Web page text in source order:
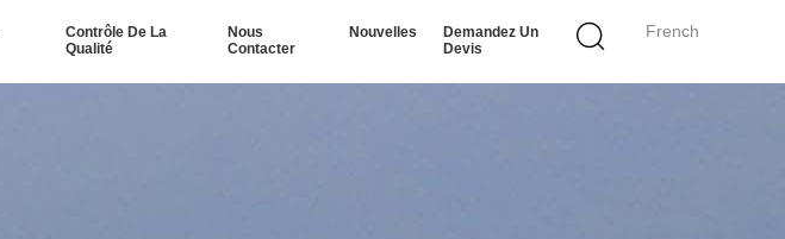
French
Contrôle De La
Qualité
Nous
Contacter
Nouvelles
Demandez Un
Devis